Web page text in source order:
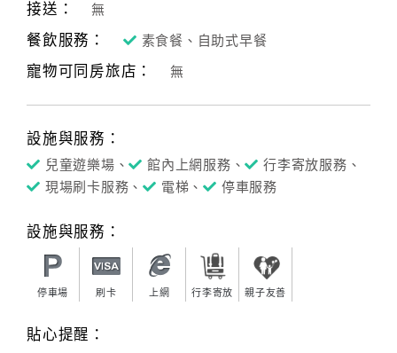
接送：
無
餐飲服務： 素食餐、自助式早餐
寵物可同房旅店： 無
設施與服務：
兒童遊樂場、 館內上網服務、
行李寄放服務、
現場刷卡服務、
電梯、 停車服務
設施與服務：
停車場 刷卡 上網 行李寄放 親子友善
貼心提醒：